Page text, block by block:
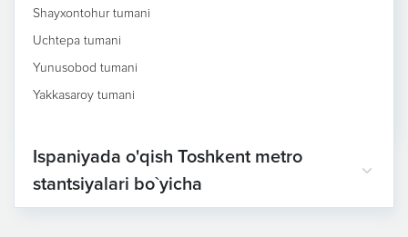
Shayxontohur tumani
Uchtepa tumani
Yunusobod tumani
Yakkasaroy tumani
Ispaniyada o'qish Toshkent metro
stantsiyalari bo`yicha